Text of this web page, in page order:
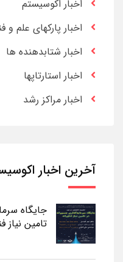
اخبار اکوسیستم
اخبار پارکهای علم و
اخبار شتابدهنده ها
اخبار استارتاپها
اخبار مراکز رشد
آخرین اخبار
جایگاه
تامین نیاز